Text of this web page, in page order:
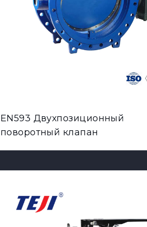
EN593 Двухпозиционный
поворотный клапан